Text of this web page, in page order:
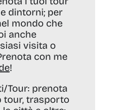
dintorni; per
mondo che
anche
visita o
con me
!
Tour: prenota
tour, trasporto